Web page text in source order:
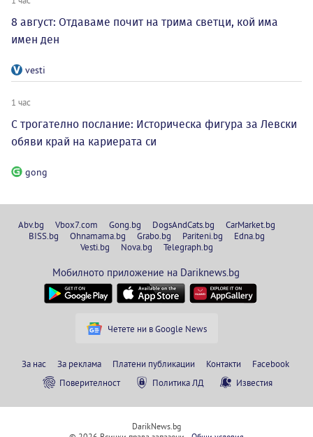
8 август: Отдаваме почит на трима светци, кой има
имен ден
vesti
1 час
С трогателно послание: Историческа фигура за Левски
обяви край на кариерата си
gong
Abv.bg Vbox7.com Gong.bg DogsAndCats.bg
CarMarket.bg
BISS.bg
Ohnamama.bg Grabo.bg Pariteni.bg
Edna.bg
Vesti.bg
Nova.bg Telegraph.bg
Мобилното приложение на Dariknews.bg
Четете ни в Google News
За нас За реклама Платени публикации Контакти
Facebook
Поверителност
Политика ЛД Известия
DarikNews.bg